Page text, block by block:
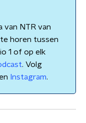
van NTR van
horen tussen
1 of op elk
. Volg
Instagram.